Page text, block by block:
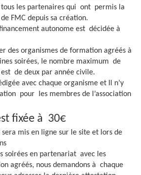
tous les partenaires qui ont permis la
FMC depuis sa création.
autonome est décidée à
des organismes de formation agréés à
soirées, le nombre maximum de
de deux par année civile.
avec chaque organisme et Il n’y
pour les membres de l’association
fixée à 30€
sera mis en ligne sur le site et lors de
soirées en partenariat avec les
agréés, nous demandons à chaque